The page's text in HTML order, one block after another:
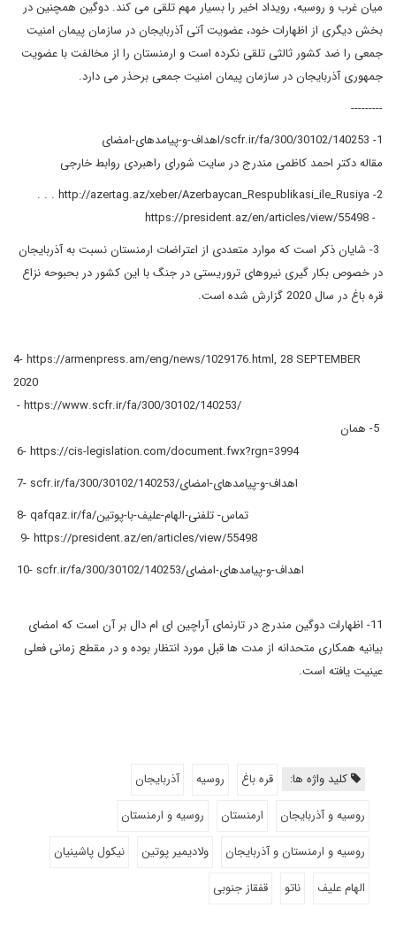
میان غرب و روسیه، رویداد اخیر را بسیار مهم تلقی می کند. دوگین همچنین در
بخش دیگری از اظهارات خود، عضویت آتی آذربایجان در سازمان پیمان امنیت
جمعی را ضد کشور ثالثی تلقی نکرده است و ارمنستان را از مخالفت با عضویت
جمهوری آذربایجان در سازمان پیمان امنیت جمعی برحذر می دارد.
---------
1- scfr.ir/fa/300/30102/140253/اهداف-و-پیامدهای-امضای
مقاله دکتر احمد کاظمی مندرج در سایت شورای راهبردی روابط خارجی
2- http://azertag.az/xeber/Azerbaycan_Respublikasi_ile_Rusiya . . .
- https://president.az/en/articles/view/55498
3- شایان ذکر است که موارد متعددی از اعتراضات ارمنستان نسبت به آذربایجان
در خصوص بکار گیری نیروهای تروریستی در جنگ با این کشور در بحبوحه نزاع
قره باغ در سال 2020 گزارش شده است.
4- https://armenpress.am/eng/news/1029176.html, 28 SEPTEMBER
2020
- https://www.scfr.ir/fa/300/30102/140253/
6- https://cis-legislation.com/document.fwx?rgn=3994
7- scfr.ir/fa/300/30102/140253/اهداف-و-پیامدهای-امضای
8- qafqaz.ir/fa/تماس- تلفنی-الهام-علیف-با-پوتین
9- https://president.az/en/articles/view/55498
10- scfr.ir/fa/300/30102/140253/اهداف-و-پیامدهای-امضای
11- اظهارات دوگین مندرج در تارنمای آراچین ای ام دال بر آن است که امضای
بیانیه همکاری متحدانه از مدت ها قبل مورد انتظار بوده و در مقطع زمانی فعلی
عینیت یافته است.
کلید واژه ها: قره باغ روسیه
آذربایجان
روسیه و آذربایجان
ارمنستان
روسیه و ارمنستان
روسیه و ارمنستان و آذربایجان
ولادیمیر پوتین
نیکول پاشینیان
الهام علیف
ناتو قفقاز جنوبی